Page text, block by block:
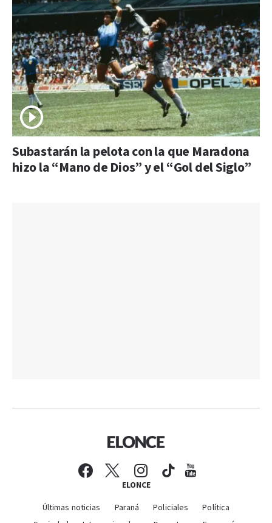
Subastarán la pelota con la que Maradona
hizo la “Mano de Dios” y el “Gol del Siglo”
ELONCE
Últimas noticias Paraná Policiales
Política